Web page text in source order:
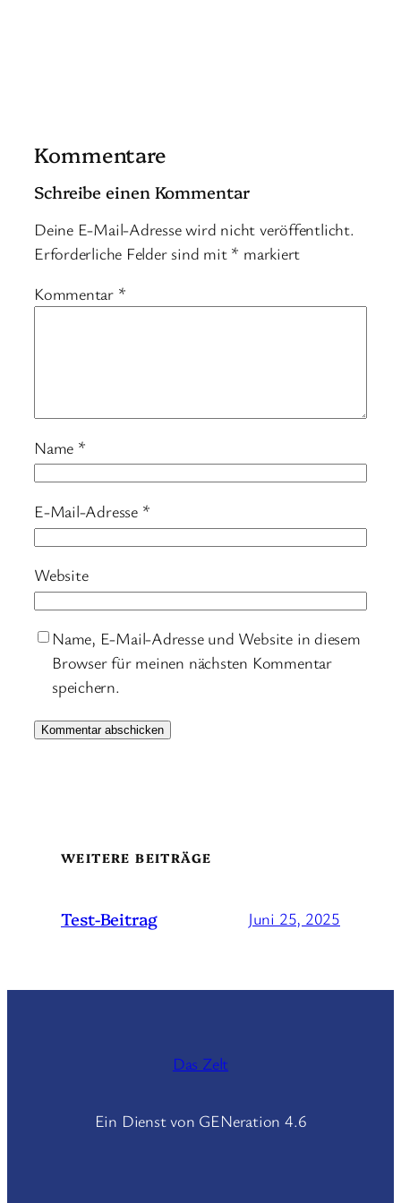
Kommentare
Schreibe einen Kommentar
Deine E-Mail-Adresse wird nicht veröffentlicht.
Erforderliche Felder sind mit * markiert
Kommentar *
Name *
E-Mail-Adresse *
Website
Name, E-Mail-Adresse und Website in diesem
Browser für meinen nächsten Kommentar
speichern.
WEITERE BEITRÄGE
Test-Beitrag Juni 25, 2025
Das Zelt
Ein Dienst von GENeration 4.6